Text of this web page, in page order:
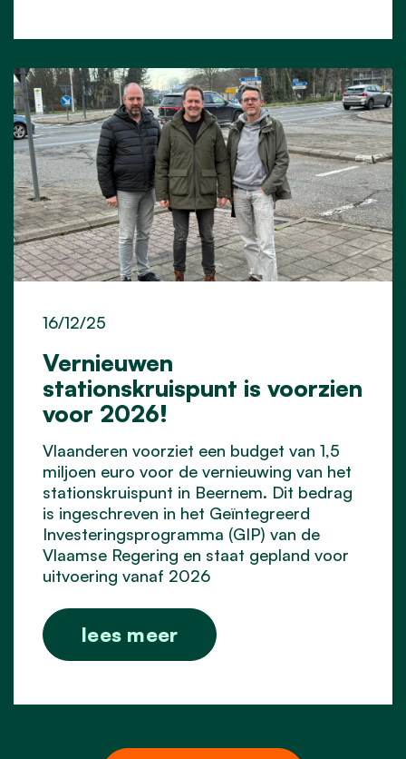
Vernieuwen
stationskruispunt is voorzien
voor 2026!
16/12/25
Vlaanderen voorziet een budget van 1,5
miljoen euro voor de vernieuwing van het
stationskruispunt in Beernem. Dit bedrag
is ingeschreven in het Geïntegreerd
Investeringsprogramma (GIP) van de
Vlaamse Regering en staat gepland voor
uitvoering vanaf 2026
lees meer